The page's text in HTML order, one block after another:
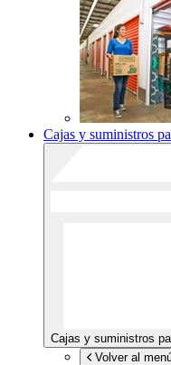
Cajas y suministros
Cajas y suministros
Volver al